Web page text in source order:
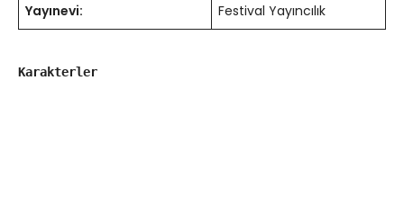
Yayınevi:
Festival Yayıncılık
Karakterler